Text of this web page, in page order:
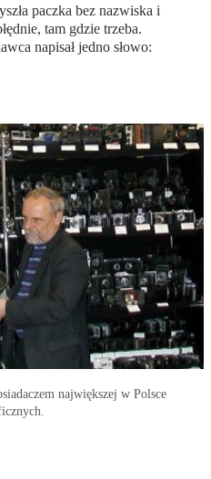
paczka bez nazwiska i
tam gdzie trzeba.
napisał jedno słowo:
największej w Polsce